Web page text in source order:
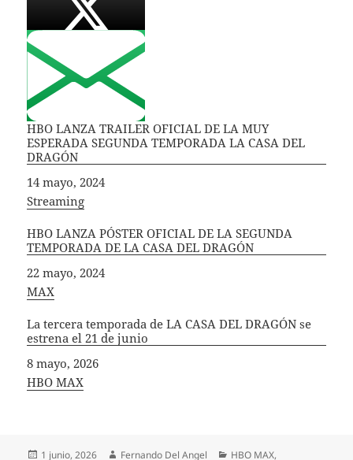
HBO LANZA TRAILER OFICIAL DE LA MUY
ESPERADA SEGUNDA TEMPORADA LA CASA DEL
DRAGÓN
Fecha
14 mayo, 2024
In relation to
Streaming
HBO LANZA PÓSTER OFICIAL DE LA SEGUNDA
TEMPORADA DE LA CASA DEL DRAGÓN
Fecha
22 mayo, 2024
In relation to
MAX
La tercera temporada de LA CASA DEL DRAGÓN se
estrena el 21 de junio
Fecha
8 mayo, 2026
In relation to
HBO MAX
Publicado
1 junio, 2026 Autor
Fernando Del Angel Categorías
HBO MAX,